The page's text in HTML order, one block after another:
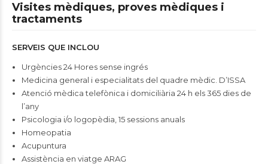
Visites mèdiques, proves mèdiques i
tractaments
SERVEIS QUE INCLOU
Urgències 24 Hores sense ingrés
Medicina general i especialitats del quadre mèdic. D’ISSA
Atenció mèdica telefònica i domiciliària 24 h els 365 dies de
l’any
Psicologia i/o logopèdia, 15 sessions anuals
Homeopatia
Acupuntura
Assistència en viatge ARAG